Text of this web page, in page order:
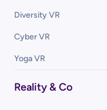
Diversity VR
Cyber VR
Yoga VR
Reality & Co